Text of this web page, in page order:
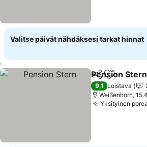
Valitse päivät nähdäksesi tarkat hinnat
Jaa Lisää
Pension Stern
9,1 Loistava
Weißenhorn,
Yksityinen